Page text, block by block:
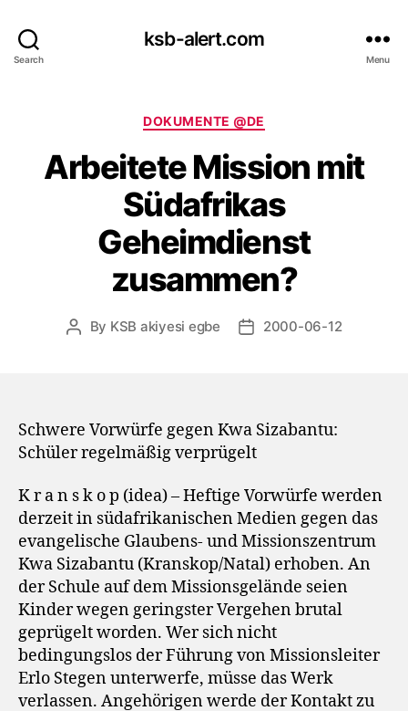
Search
ksb-alert.com
Menu
Categories
DOKUMENTE @DE
Arbeitete Mission mit
Südafrikas
Geheimdienst
zusammen?
Post
By KSB akiyesi egbe
Post2000-06-12
Schwere Vorwürfe gegen Kwa Sizabantu:
Schüler regelmäßig verprügelt
K r a n s k o p (idea) – Heftige Vorwürfe werden
derzeit in südafrikanischen Medien gegen das
evangelische Glaubens- und Missionszentrum
Kwa Sizabantu (Kranskop/Natal) erhoben. An
der Schule auf dem Missionsgelände seien
Kinder wegen geringster Vergehen brutal
geprügelt worden. Wer sich nicht
bedingungslos der Führung von Missionsleiter
Erlo Stegen unterwerfe, müsse das Werk
verlassen. Angehörigen werde der Kontakt zu